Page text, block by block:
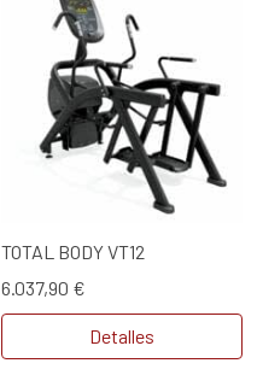
TOTAL BODY VT12
6.037,90 €
Detalles